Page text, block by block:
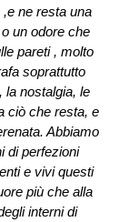
,e ne resta una
un odore che
pareti , molto
soprattutto
la nostalgia, le
ciò che resta, e
Abbiamo
di perfezioni
e vivi questi
più che alla
interni di